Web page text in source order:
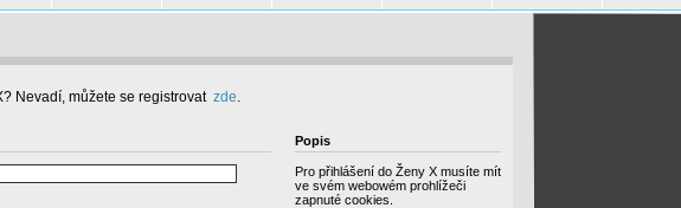
Nevadí, můžete se registrovat zde.
Popis
Pro přihlášení do Ženy X musíte mít
ve svém webowém prohlížeči
zapnuté cookies.